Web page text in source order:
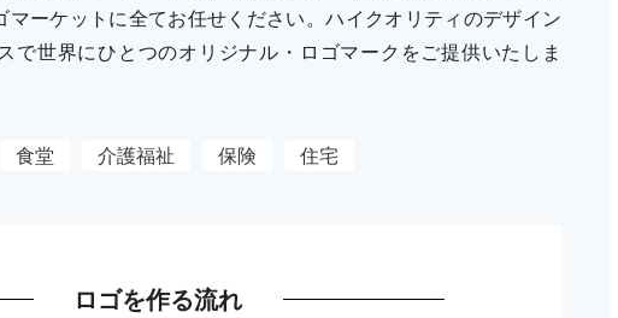
ーケットに全てお任せください。ハイクオリティのデザイン
で世界にひとつのオリジナル・ロゴマークをご提供いたしま
食堂 介護福祉 保険 住宅
ロゴを作る流れ